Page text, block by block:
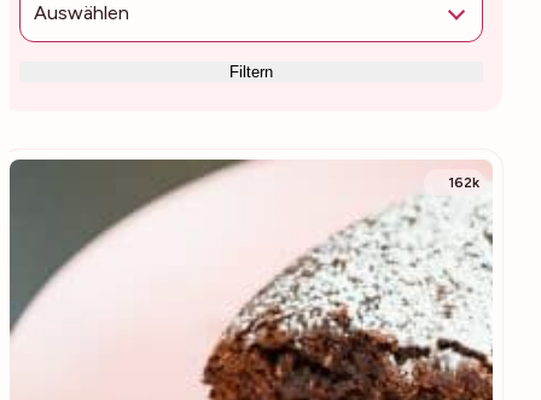
Auswählen
Filtern
162k